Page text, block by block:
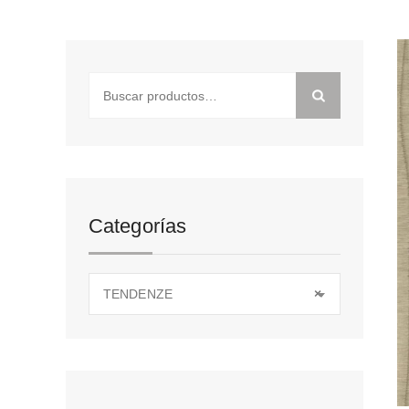
Categorías
×
TENDENZE